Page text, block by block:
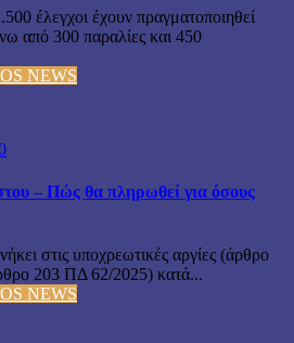
έλεγχοι έχουν πραγματοποιηθεί
από 300 παραλίες και 450
NEWS
– Πώς θα πληρωθεί για όσους
στις υποχρεωτικές αργίες (άρθρο
203 ΠΔ 62/2025) κατά...
NEWS